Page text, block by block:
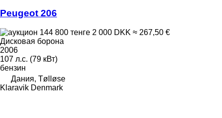
Peugeot 206
144 800 тенге 2 000 DKK ≈ 267,50 €
Дисковая борона
2006
107 л.с. (79 кВт)
бензин
Дания, Tølløse
Klaravik Denmark